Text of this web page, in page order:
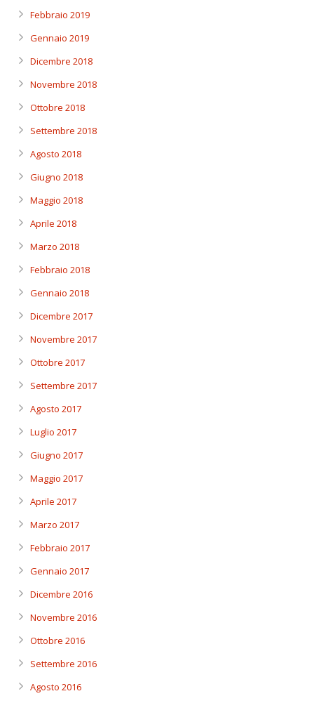
Febbraio 2019
Gennaio 2019
Dicembre 2018
Novembre 2018
Ottobre 2018
Settembre 2018
Agosto 2018
Giugno 2018
Maggio 2018
Aprile 2018
Marzo 2018
Febbraio 2018
Gennaio 2018
Dicembre 2017
Novembre 2017
Ottobre 2017
Settembre 2017
Agosto 2017
Luglio 2017
Giugno 2017
Maggio 2017
Aprile 2017
Marzo 2017
Febbraio 2017
Gennaio 2017
Dicembre 2016
Novembre 2016
Ottobre 2016
Settembre 2016
Agosto 2016